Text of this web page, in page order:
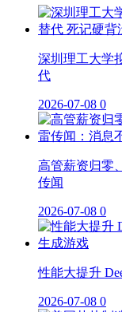
深圳理工大学
代
2026-07-08 0
高管薪资归零
传闻
2026-07-08 0
性能大提升
2026-07-08 0